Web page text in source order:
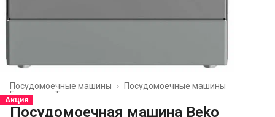
Посудомоечные машины
Посудомоечные машины
›
Техника для кухни
Главная
Акция
Посудомоечная машина Beko